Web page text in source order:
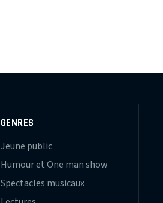
GENRES
Jeune public
Humour et One man show
Spectacles musicaux